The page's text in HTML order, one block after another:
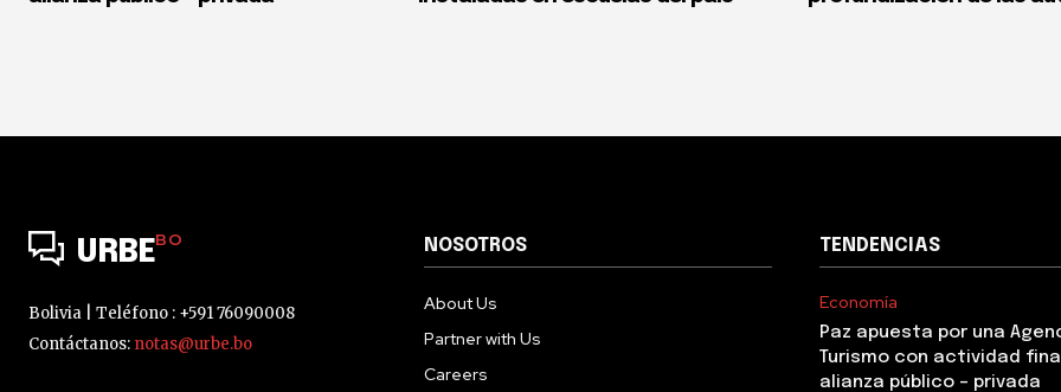
URBEBO
Bolivia | Teléfono : +591 76090008
Contáctanos: notas@urbe.bo
NOSOTROS
About Us
Partner with Us
Careers
TENDENCIAS
Economía
Paz apuesta por una
Turismo con actividad
alianza público – privada